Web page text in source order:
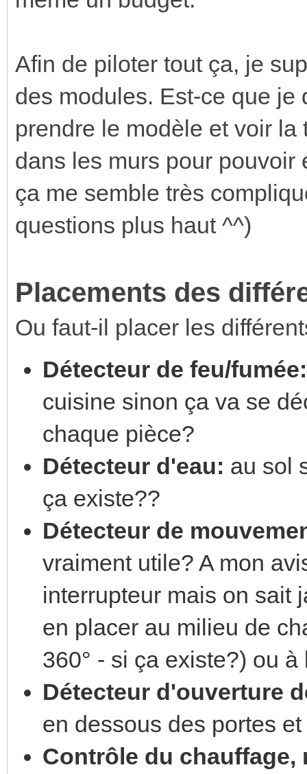
Afin de piloter tout ça, je
des modules. Est-ce que
prendre le modèle et voir
dans les murs pour
ça me semble très
questions plus haut ^^)
Placements des
Ou faut-il placer les
Détecteur de feu/fumée:
cuisine sinon ça va se
chaque pièce?
Détecteur d'eau: au sol
ça existe??
Détecteur de
vraiment utile? A mon
interrupteur mais on sait
en placer au milieu de
360° - si ça existe?) ou
Détecteur d'ouverture
en dessous des portes
Contrôle du chauffage,